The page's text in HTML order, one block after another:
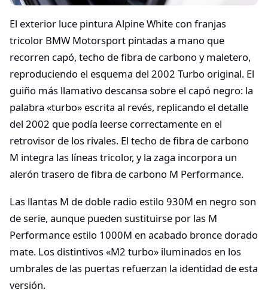
El exterior luce pintura Alpine White con franjas
tricolor BMW Motorsport pintadas a mano que
recorren capó, techo de fibra de carbono y maletero,
reproduciendo el esquema del 2002 Turbo original. El
guiño más llamativo descansa sobre el capó negro: la
palabra «turbo» escrita al revés, replicando el detalle
del 2002 que podía leerse correctamente en el
retrovisor de los rivales. El techo de fibra de carbono
M integra las líneas tricolor, y la zaga incorpora un
alerón trasero de fibra de carbono M Performance.​
Las llantas M de doble radio estilo 930M en negro son
de serie, aunque pueden sustituirse por las M
Performance estilo 1000M en acabado bronce dorado
mate. Los distintivos «M2 turbo» iluminados en los
umbrales de las puertas refuerzan la identidad de esta
versión.​